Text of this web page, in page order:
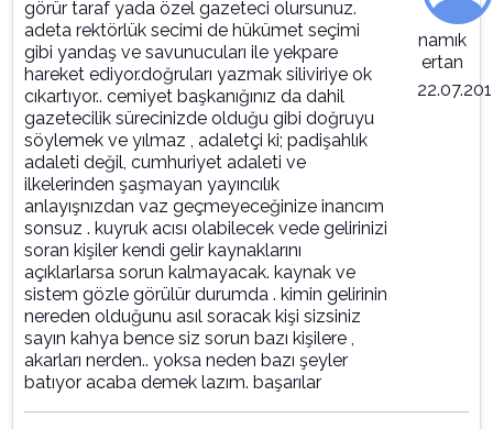
görür taraf yada özel gazeteci olursunuz.
adeta rektörlük secimi de hükümet seçimi
gibi yandaş ve savunucuları ile yekpare
hareket ediyor.doğruları yazmak siliviriye ok
cıkartıyor.. cemiyet başkanığınız da dahil
gazetecilik sürecinizde olduğu gibi doğruyu
söylemek ve yılmaz , adaletçi ki; padişahlık
adaleti değil, cumhuriyet adaleti ve
ilkelerinden şaşmayan yayıncılık
anlayışnızdan vaz geçmeyeceğinize inancım
sonsuz . kuyruk acısı olabilecek vede gelirinizi
soran kişiler kendi gelir kaynaklarını
açıklarlarsa sorun kalmayacak. kaynak ve
sistem gözle görülür durumda . kimin gelirinin
nereden olduğunu asıl soracak kişi sizsiniz
sayın kahya bence siz sorun bazı kişilere ,
akarları nerden.. yoksa neden bazı şeyler
batıyor acaba demek lazım. başarılar
namık
ertan